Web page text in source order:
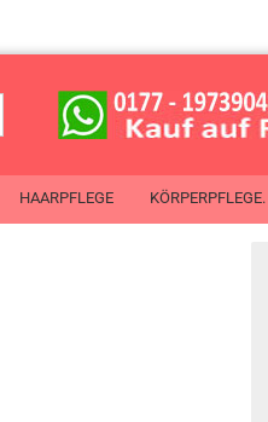
HAARPFLEGE KÖRPERPFLEGE.